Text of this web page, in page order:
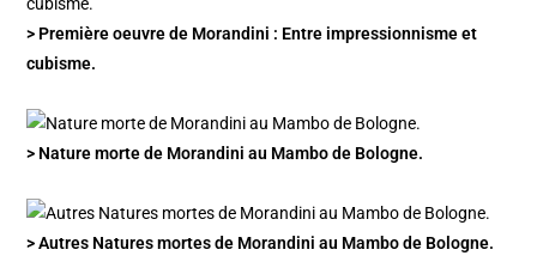
> Première oeuvre de Morandini : Entre impressionnisme et
cubisme.
> Nature morte de Morandini au Mambo de Bologne.
> Autres Natures mortes de Morandini au Mambo de Bologne.